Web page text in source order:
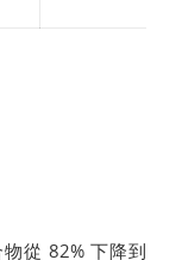
從 82% 下降到